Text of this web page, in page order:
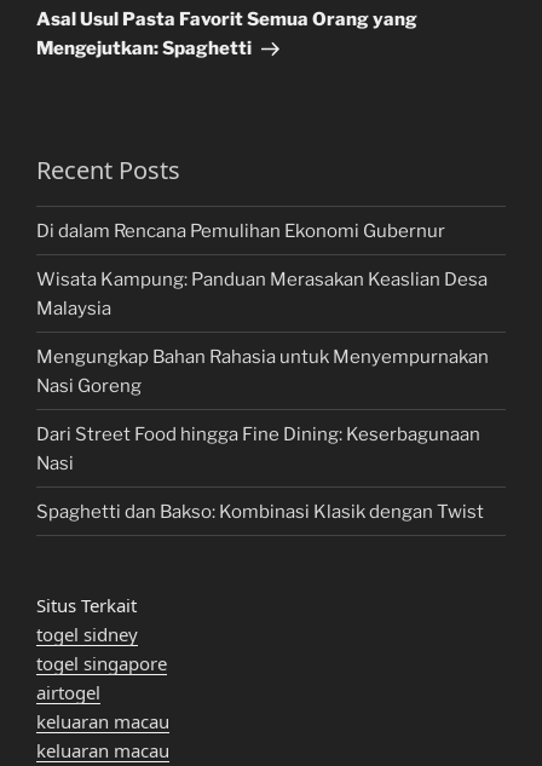
Post
Asal Usul Pasta Favorit Semua Orang yang
Mengejutkan: Spaghetti
Recent Posts
Di dalam Rencana Pemulihan Ekonomi Gubernur
Wisata Kampung: Panduan Merasakan Keaslian Desa
Malaysia
Mengungkap Bahan Rahasia untuk Menyempurnakan
Nasi Goreng
Dari Street Food hingga Fine Dining: Keserbagunaan
Nasi
Spaghetti dan Bakso: Kombinasi Klasik dengan Twist
Situs Terkait
togel sidney
togel singapore
airtogel
keluaran macau
keluaran macau